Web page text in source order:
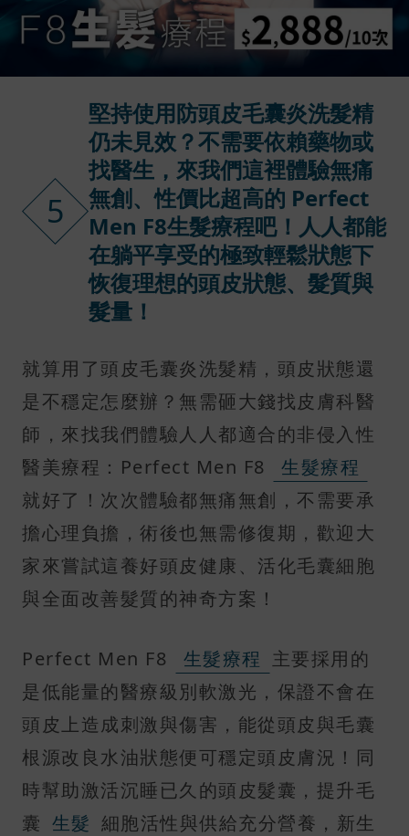
5
堅持使用防頭皮毛囊炎洗髮精
仍未見效？不需要依賴藥物或
找醫生，來我們這裡體驗無痛
無創、性價比超高的 Perfect
Men F8生髮療程吧！人人都能
在躺平享受的極致輕鬆狀態下
恢復理想的頭皮狀態、髮質與
髮量！
就算用了頭皮毛囊炎洗髮精，頭皮狀態還
是不穩定怎麼辦？無需砸大錢找皮膚科醫
師，來找我們體驗人人都適合的非侵入性
醫美療程：Perfect Men F8
生髮療程
就好了！次次體驗都無痛無創，不需要承
擔心理負擔，術後也無需修復期，歡迎大
家來嘗試這養好頭皮健康、活化毛囊細胞
與全面改善髮質的神奇方案！
Perfect Men F8 生髮療程
主要採用的
是低能量的醫療級別軟激光，保證不會在
頭皮上造成刺激與傷害，能從頭皮與毛囊
根源改良水油狀態便可穩定頭皮膚況！同
時幫助激活沉睡已久的頭皮髮囊，提升毛
囊 生髮 細胞活性與供給充分營養，新生